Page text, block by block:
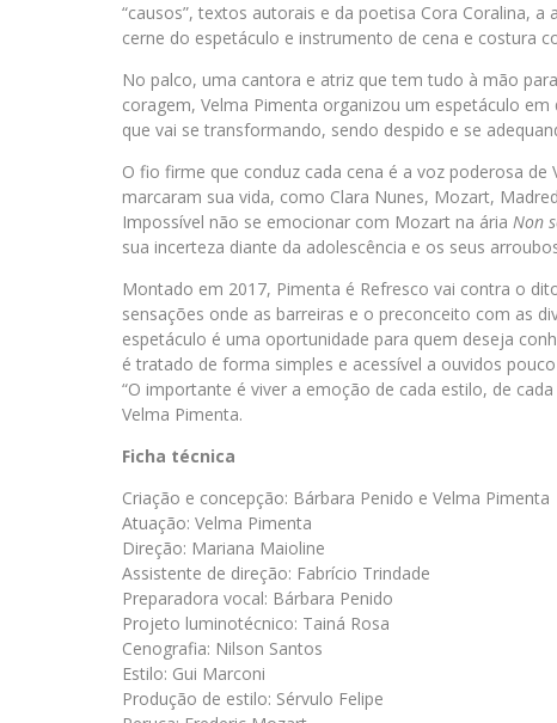
“causos”, textos autorais e da poetisa Cora Coralina,
cerne do espetáculo e instrumento de cena e costura
No palco, uma cantora e atriz que tem tudo à mão
coragem, Velma Pimenta organizou um espetáculo
que vai se transformando, sendo despido e se
O fio firme que conduz cada cena é a voz poderosa de
marcaram sua vida, como Clara Nunes, Mozart,
Impossível não se emocionar com Mozart na ária Non
sua incerteza diante da adolescência e os seus
Montado em 2017, Pimenta é Refresco vai contra o
sensações onde as barreiras e o preconceito com as
espetáculo é uma oportunidade para quem deseja
é tratado de forma simples e acessível a ouvidos
“O importante é viver a emoção de cada estilo, de
Velma Pimenta.
Ficha técnica
Criação e concepção: Bárbara Penido e Velma Pimenta
Atuação: Velma Pimenta
Direção: Mariana Maioline
Assistente de direção: Fabrício Trindade
Preparadora vocal: Bárbara Penido
Projeto luminotécnico: Tainá Rosa
Cenografia: Nilson Santos
Estilo: Gui Marconi
Produção de estilo: Sérvulo Felipe